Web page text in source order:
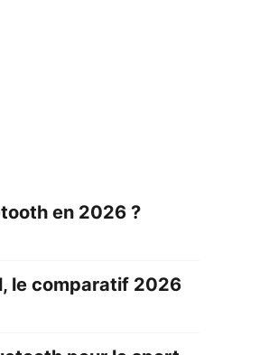
en 2026 ?
le comparatif 2026